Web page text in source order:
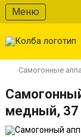
Меню
Самогонные
медный, 37